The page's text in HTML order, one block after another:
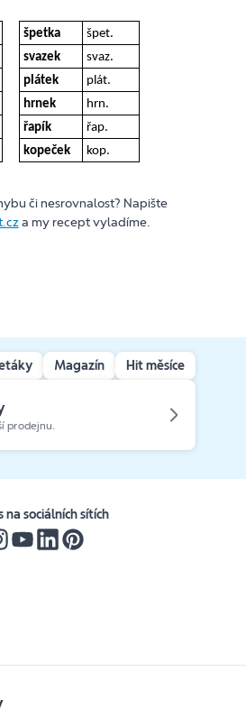
špetka
špet.
svazek
svaz.
plátek
plát.
hrnek
hrn.
řapík
řap.
kopeček kop.
či nesrovnalost? Napište
a my recept vyladíme.
Magazín Hit měsíce
prodejnu.
na sociálních sítích